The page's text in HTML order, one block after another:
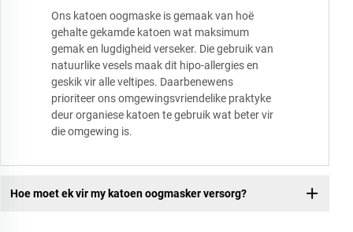
Ons katoen oogmaske is gemaak van hoë
gehalte gekamde katoen wat maksimum
gemak en lugdigheid verseker. Die gebruik van
natuurlike vesels maak dit hipo-allergies en
geskik vir alle veltipes. Daarbenewens
prioriteer ons omgewingsvriendelike praktyke
deur organiese katoen te gebruik wat beter vir
die omgewing is.
Hoe moet ek vir my katoen oogmasker versorg?